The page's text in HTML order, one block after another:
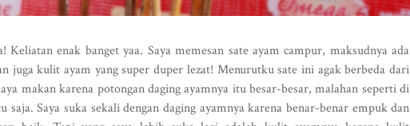
Keliatan enak banget yaa. Saya memesan sate ayam campur, maksudnya ada
juga kulit ayam yang super duper lezat! Menurutku sate ini agak berbeda dari
makan karena potongan daging ayamnya itu besar-besar, malahan seperti di
saja. Saya suka sekali dengan daging ayamnya karena benar-benar empuk dan